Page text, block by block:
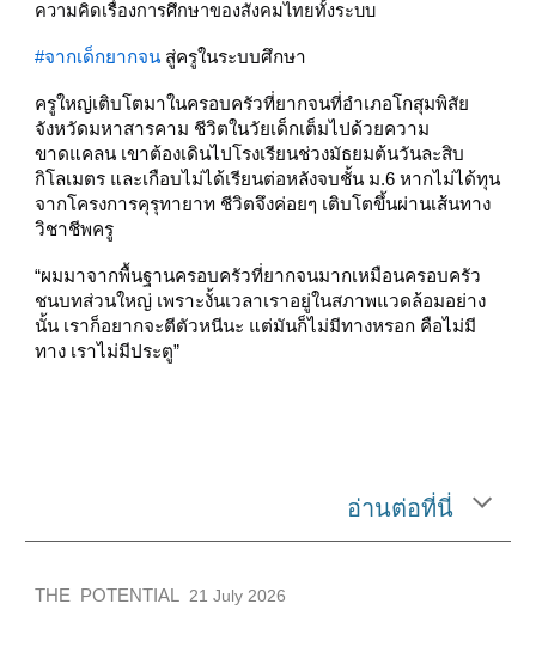
ความคิดเรื่องการศึกษาของสังคมไทยทั้งระบบ
#จากเด็กยากจน สู่ครูในระบบศึกษา
ครูใหญ่เติบโตมาในครอบครัวที่ยากจนที่อำเภอโกสุมพิสัย
จังหวัดมหาสารคาม ชีวิตในวัยเด็กเต็มไปด้วยความ
ขาดแคลน เขาต้องเดินไปโรงเรียนช่วงมัธยมต้นวันละสิบ
กิโลเมตร และเกือบไม่ได้เรียนต่อหลังจบชั้น ม.6 หากไม่ได้ทุน
จากโครงการคุรุทายาท ชีวิตจึงค่อยๆ เติบโตขึ้นผ่านเส้นทาง
วิชาชีพครู
“ผมมาจากพื้นฐานครอบครัวที่ยากจนมากเหมือนครอบครัว
ชนบทส่วนใหญ่ เพราะงั้นเวลาเราอยู่ในสภาพแวดล้อมอย่าง
นั้น เราก็อยากจะตีตัวหนีนะ แต่มันก็ไม่มีทางหรอก คือไม่มี
ทาง เราไม่มีประตู”
อ่านต่อที่นี่
THE POTENTIAL 21 July 2026